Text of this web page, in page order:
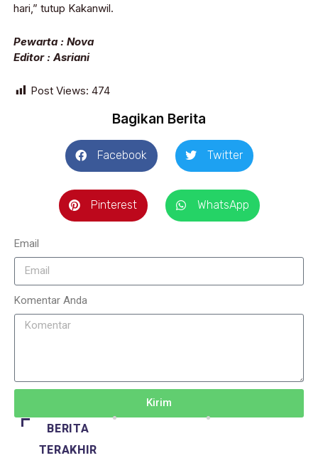
hari,” tutup Kakanwil.
Pewarta : Nova
Editor : Asriani
Post Views: 474
Bagikan Berita
Facebook Twitter
Pinterest WhatsApp
Email
Komentar Anda
Kirim
BERITA
TERAKHIR